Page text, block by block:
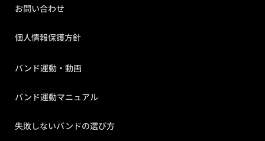
お問い合わせ
個人情報保護方針
バンド運動・動画
バンド運動マニュアル
失敗しないバンドの選び方